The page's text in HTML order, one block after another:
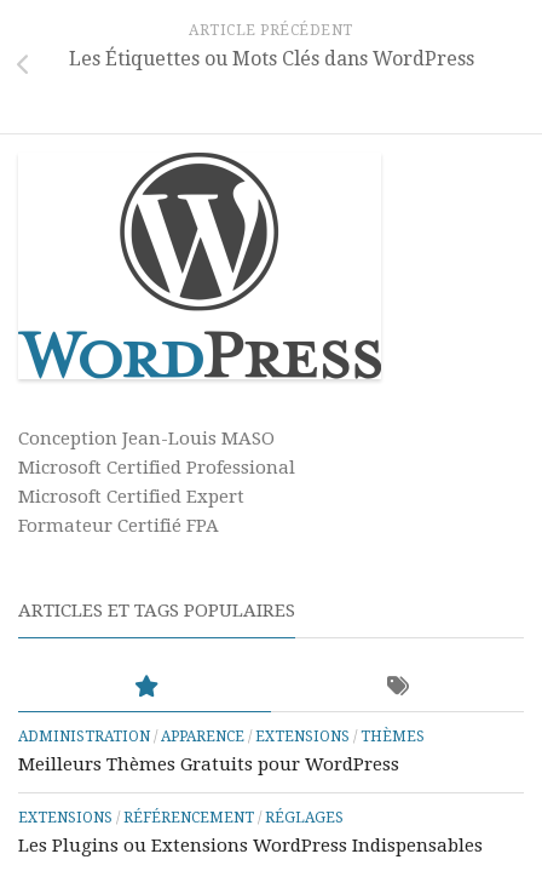
ARTICLE PRÉCÉDENT
Les Étiquettes ou Mots Clés dans WordPress
Conception Jean-Louis MASO
Microsoft Certified Professional
Microsoft Certified Expert
Formateur Certifié FPA
ARTICLES ET TAGS POPULAIRES
ADMINISTRATION / APPARENCE / EXTENSIONS / THÈMES
Meilleurs Thèmes Gratuits pour WordPress
EXTENSIONS / RÉFÉRENCEMENT / RÉGLAGES
Les Plugins ou Extensions WordPress Indispensables